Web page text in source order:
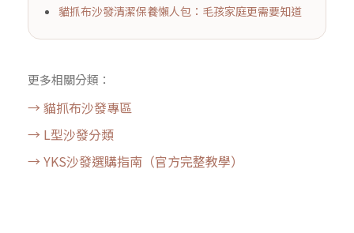
貓抓布沙發清潔保養懶人包：毛孩家庭更需要知道
更多相關分類：
→ 貓抓布沙發專區
→ L型沙發分類
→ YKS沙發選購指南（官方完整教學）